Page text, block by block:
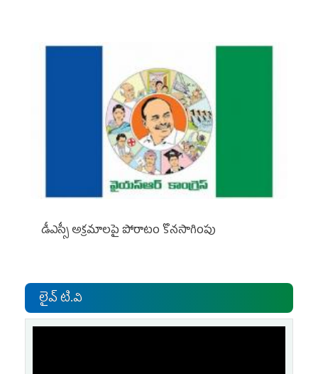
డీఎస్సీ అక్రమాలపై పోరాటం కొనసాగింపు
లైవ్ టి.వి